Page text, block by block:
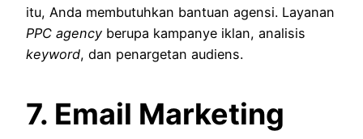
itu, Anda membutuhkan bantuan agensi. Layanan
PPC agency berupa kampanye iklan, analisis
keyword, dan penargetan audiens.
7. Email Marketing